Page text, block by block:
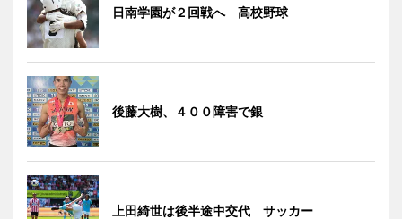
日南学園が２回戦へ 高校野球
後藤大樹、４００障害で銀
上田綺世は後半途中交代 サッカー